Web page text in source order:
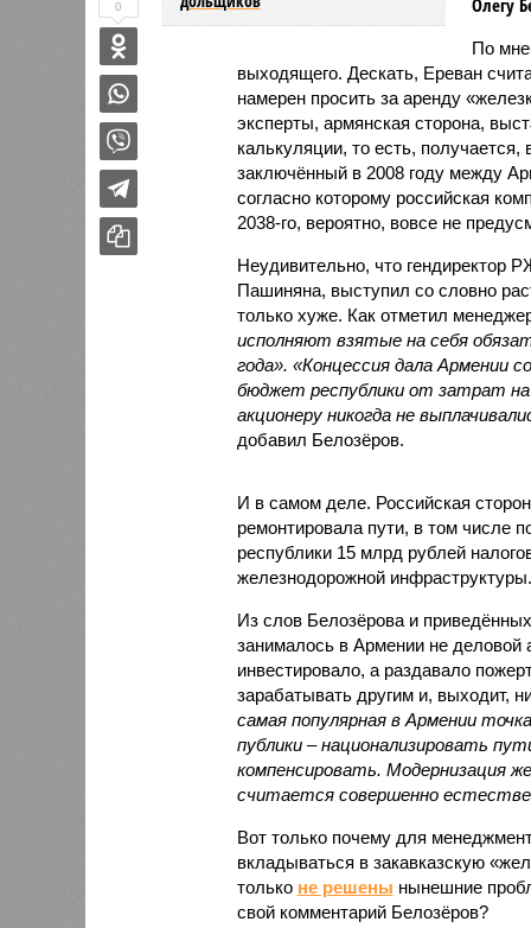
По
выходящего. Дескать, Ереван
намерен просить за аренду
эксперты, армянская сторона,
калькуляции, то есть,
заключённый в 2008 году между
согласно которому российская
2038-го, вероятно, вовсе не
Неудивительно, что гендиректор
Пашиняна, выступил со словно
только хуже. Как отметил
исполняют взятые на себя
года». «Концессия дала Армении
бюджет республики от затрат на
акционеру никогда не
добавил Белозёров.
И в самом деле. Российская
ремонтировала пути, в том числе
республики 15 млрд рублей
железнодорожной инфраструктуры.
Из слов Белозёрова и
занималось в Армении не деловой
инвестировало, а раздавало
зарабатывать другим и, выходит,
самая популярная в Армении
публики – национализировать
компенсировать. Модернизация
считается совершенно
Вот только почему для
вкладываться в закавказскую
только не решены нынешние
свой комментарий Белозёров?
0